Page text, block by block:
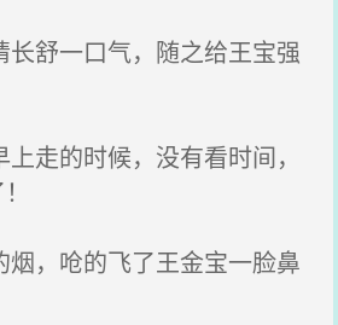
舒一口气，随之给王宝强
走的时候，没有看时间，
，呛的飞了王金宝一脸鼻